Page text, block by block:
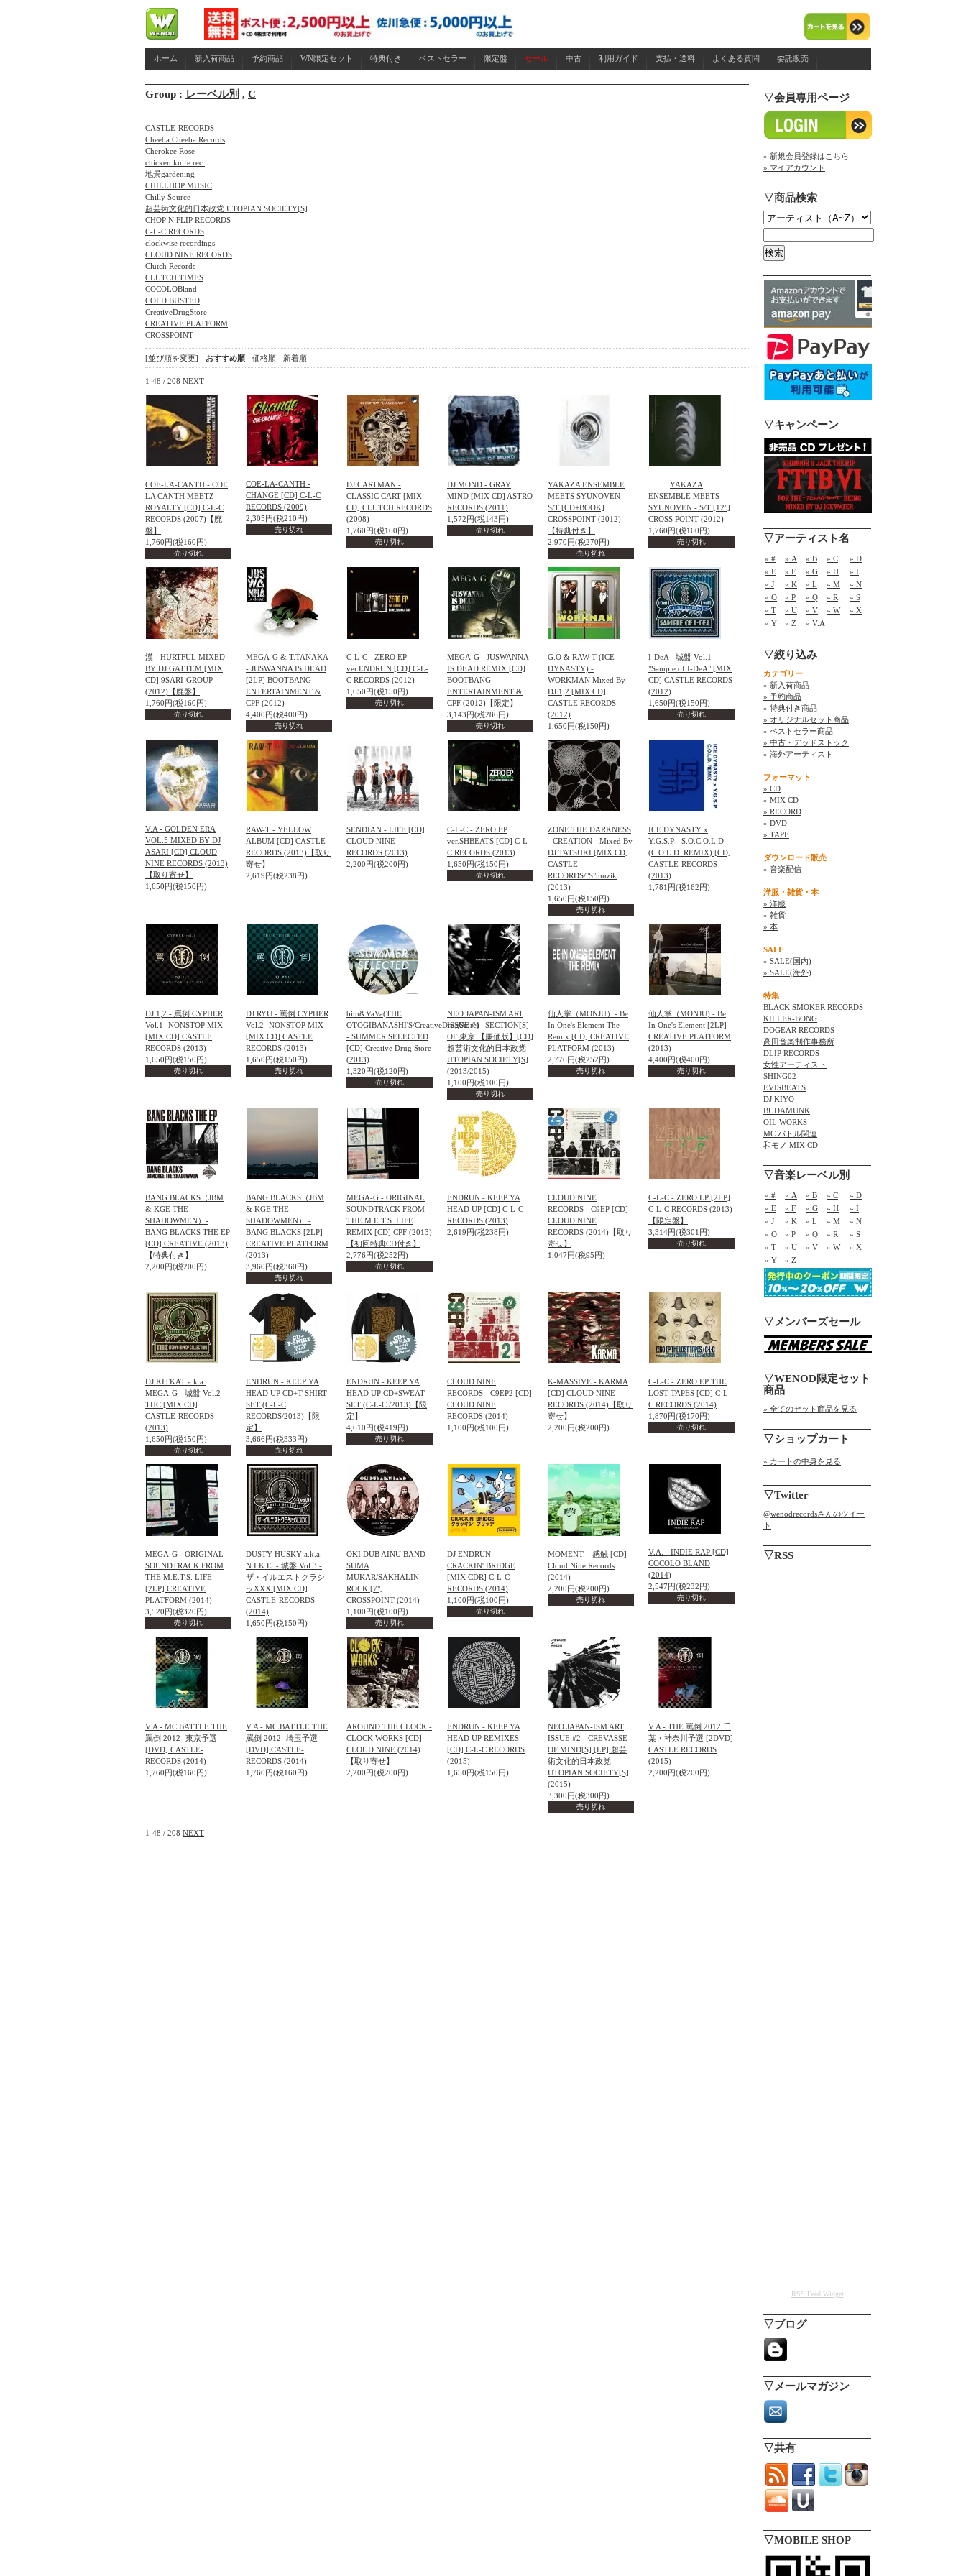
ホーム 新入荷商品 予約商品 WN限定セット 特典付き ベストセラー 限定盤 セール 中古 利用ガイド 支払・送料 よくある質問 委託販売
Group : レーベル別 , C
CASTLE-RECORDS
Cheeba Cheeba Records
Cherokee Rose
chicken knife rec.
地景gardening
CHILLHOP MUSIC
Chilly Source
超芸術文化的日本政党 UTOPIAN SOCIETY[S]
CHOP N FLIP RECORDS
C-L-C RECORDS
clockwise recordings
CLOUD NINE RECORDS
Clutch Records
CLUTCH TIMES
COCOLOBland
COLD BUSTED
CreativeDrugStore
CREATIVE PLATFORM
CROSSPOINT
[並び順を変更] - おすすめ順 - 価格順 - 新着順
1-48 / 208 NEXT
COE-LA-CANTH - COE
LA CANTH MEETZ
ROYALTY [CD] C-L-C
RECORDS (2007)【廃
盤】
1,760円(税160円)
売り切れ
COE-LA-CANTH -
CHANGE [CD] C-L-C
RECORDS (2009)
2,305円(税210円)
売り切れ
DJ CARTMAN -
CLASSIC CART [MIX
CD] CLUTCH RECORDS
(2008)
1,760円(税160円)
売り切れ
DJ MOND - GRAY
MIND [MIX CD] ASTRO
RECORDS (2011)
1,572円(税143円)
売り切れ
YAKAZA ENSEMBLE
MEETS SYUNOVEN -
S/T [CD+BOOK]
CROSSPOINT (2012)
【特典付き】
2,970円(税270円)
売り切れ
YAKAZA
ENSEMBLE MEETS
SYUNOVEN - S/T [12"]
CROSS POINT (2012)
1,760円(税160円)
売り切れ
漢 - HURTFUL MIXED
BY DJ GATTEM [MIX
CD] 9SARI-GROUP
(2012)【廃盤】
1,760円(税160円)
売り切れ
MEGA-G & T.TANAKA
- JUSWANNA IS DEAD
[2LP] BOOTBANG
ENTERTAINMENT &
CPF (2012)
4,400円(税400円)
売り切れ
C-L-C - ZERO EP
ver.ENDRUN [CD] C-L-
C RECORDS (2012)
1,650円(税150円)
売り切れ
MEGA-G - JUSWANNA
IS DEAD REMIX [CD]
BOOTBANG
ENTERTAINMENT &
CPF (2012)【限定】
3,143円(税286円)
売り切れ
G.O & RAW-T (ICE
DYNASTY) -
WORKMAN Mixed By
DJ 1,2 [MIX CD]
CASTLE RECORDS
(2012)
1,650円(税150円)
I-DeA - 城盤 Vol.1
"Sample of I-DeA" [MIX
CD] CASTLE RECORDS
(2012)
1,650円(税150円)
売り切れ
V.A - GOLDEN ERA
VOL.5 MIXED BY DJ
ASARI [CD] CLOUD
NINE RECORDS (2013)
【取り寄せ】
1,650円(税150円)
RAW-T - YELLOW
ALBUM [CD] CASTLE
RECORDS (2013)【取り
寄せ】
2,619円(税238円)
SENDIAN - LIFE [CD]
CLOUD NINE
RECORDS (2013)
2,200円(税200円)
C-L-C - ZERO EP
ver.SHBEATS [CD] C-L-
C RECORDS (2013)
1,650円(税150円)
売り切れ
ZONE THE DARKNESS
- CREATION - Mixed By
DJ TATSUKI [MIX CD]
CASTLE-
RECORDS/"S"muzik
(2013)
1,650円(税150円)
売り切れ
ICE DYNASTY x
Y.G.S.P - S.O.C.O.L.D.
(C.O.L.D. REMIX) [CD]
CASTLE-RECORDS
(2013)
1,781円(税162円)
DJ 1,2 - 罵倒 CYPHER
Vol.1 -NONSTOP MIX-
[MIX CD] CASTLE
RECORDS (2013)
1,650円(税150円)
売り切れ
DJ RYU - 罵倒 CYPHER
Vol.2 -NONSTOP MIX-
[MIX CD] CASTLE
RECORDS (2013)
1,650円(税150円)
売り切れ
bim&VaVa(THE
OTOGIBANASHI'S/CreativeDrugStore)
- SUMMER SELECTED
[CD] Creative Drug Store
(2013)
1,320円(税120円)
売り切れ
NEO JAPAN-ISM ART
ISSUE #1- SECTION[S]
OF 東京 【廉価版】[CD]
超芸術文化的日本政党
UTOPIAN SOCIETY[S]
(2013/2015)
1,100円(税100円)
売り切れ
仙人掌（MONJU）- Be
In One's Element The
Remix [CD] CREATIVE
PLATFORM (2013)
2,776円(税252円)
売り切れ
仙人掌（MONJU) - Be
In One's Element [2LP]
CREATIVE PLATFORM
(2013)
4,400円(税400円)
売り切れ
BANG BLACKS（JBM
& KGE THE
SHADOWMEN）-
BANG BLACKS THE EP
[CD] CREATIVE (2013)
【特典付き】
2,200円(税200円)
BANG BLACKS（JBM
& KGE THE
SHADOWMEN） -
BANG BLACKS [2LP]
CREATIVE PLATFORM
(2013)
3,960円(税360円)
売り切れ
MEGA-G - ORIGINAL
SOUNDTRACK FROM
THE M.E.T.S. LIFE
REMIX [CD] CPF (2013)
【初回特典CD付き】
2,776円(税252円)
売り切れ
ENDRUN - KEEP YA
HEAD UP [CD] C-L-C
RECORDS (2013)
2,619円(税238円)
CLOUD NINE
RECORDS - C9EP [CD]
CLOUD NINE
RECORDS (2014)【取り
寄せ】
1,047円(税95円)
C-L-C - ZERO LP [2LP]
C-L-C RECORDS (2013)
【限定盤】
3,314円(税301円)
売り切れ
DJ KITKAT a.k.a.
MEGA-G - 城盤 Vol.2
THC [MIX CD]
CASTLE-RECORDS
(2013)
1,650円(税150円)
売り切れ
ENDRUN - KEEP YA
HEAD UP CD+T-SHIRT
SET (C-L-C
RECORDS/2013)【限
定】
3,666円(税333円)
売り切れ
ENDRUN - KEEP YA
HEAD UP CD+SWEAT
SET (C-L-C /2013)【限
定】
4,610円(税419円)
売り切れ
CLOUD NINE
RECORDS - C9EP2 [CD]
CLOUD NINE
RECORDS (2014)
1,100円(税100円)
K-MASSIVE - KARMA
[CD] CLOUD NINE
RECORDS (2014)【取り
寄せ】
2,200円(税200円)
C-L-C - ZERO EP THE
LOST TAPES [CD] C-L-
C RECORDS (2014)
1,870円(税170円)
売り切れ
MEGA-G - ORIGINAL
SOUNDTRACK FROM
THE M.E.T.S. LIFE
[2LP] CREATIVE
PLATFORM (2014)
3,520円(税320円)
売り切れ
DUSTY HUSKY a.k.a.
N.I.K.E. - 城盤 Vol.3 -
ザ・イルエストクラシ
ッXXX [MIX CD]
CASTLE-RECORDS
(2014)
1,650円(税150円)
OKI DUB AINU BAND -
SUMA
MUKAR/SAKHALIN
ROCK [7"]
CROSSPOINT (2014)
1,100円(税100円)
売り切れ
DJ ENDRUN -
CRACKIN' BRIDGE
[MIX CDR] C-L-C
RECORDS (2014)
1,100円(税100円)
売り切れ
MOMENT. - 感触 [CD]
Cloud Nine Records
(2014)
2,200円(税200円)
売り切れ
V.A. - INDIE RAP [CD]
COCOLO BLAND
(2014)
2,547円(税232円)
売り切れ
V.A - MC BATTLE THE
罵倒 2012 -東京予選-
[DVD] CASTLE-
RECORDS (2014)
1,760円(税160円)
V.A - MC BATTLE THE
罵倒 2012 -埼玉予選-
[DVD] CASTLE-
RECORDS (2014)
1,760円(税160円)
AROUND THE CLOCK -
CLOCK WORKS [CD]
CLOUD NINE (2014)
【取り寄せ】
2,200円(税200円)
ENDRUN - KEEP YA
HEAD UP REMIXES
[CD] C-L-C RECORDS
(2015)
1,650円(税150円)
NEO JAPAN-ISM ART
ISSUE #2 - CREVASSE
OF MIND[S] [LP] 超芸
術文化的日本政党
UTOPIAN SOCIETY[S]
(2015)
3,300円(税300円)
売り切れ
V.A - THE 罵倒 2012 千
葉・神奈川予選 [2DVD]
CASTLE RECORDS
(2015)
2,200円(税200円)
1-48 / 208 NEXT
▽会員専用ページ
» 新規会員登録はこちら
» マイアカウント
▽商品検索
▽キャンペーン
▽アーティスト名
» # » A » B » C
» D
» E
» F » G » H
» I
» J
» K » L » M
» N
» O
» P » Q » R
» S
» T
» U » V » W
» X
» Y
» Z » V.A
▽絞り込み
カテゴリー
» 新入荷商品
» 予約商品
» 特典付き商品
» オリジナルセット商品
» ベストセラー商品
» 中古・デッドストック
» 海外アーティスト
フォーマット
» CD
» MIX CD
» RECORD
» DVD
» TAPE
ダウンロード販売
» 音楽配信
洋服・雑貨・本
» 洋服
» 雑貨
» 本
SALE
» SALE(国内)
» SALE(海外)
特集
BLACK SMOKER RECORDS
KILLER-BONG
DOGEAR RECORDS
高田音楽制作事務所
DLIP RECORDS
女性アーティスト
SHING02
EVISBEATS
DJ KIYO
BUDAMUNK
OIL WORKS
MC バトル関連
和モノ MIX CD
▽音楽レーベル別
» # » A » B » C
» D
» E
» F » G » H
» I
» J
» K » L » M
» N
» O
» P » Q » R
» S
» T
» U » V » W
» X
» Y
» Z
▽メンバーズセール
▽WENOD限定セット
商品
» 全てのセット商品を見る
▽ショップカート
» カートの中身を見る
▽Twitter
@wenodrecordsさんのツイー
ト
▽RSS
RSS Feed Widget
▽ブログ
▽メールマガジン
▽共有
▽MOBILE SHOP